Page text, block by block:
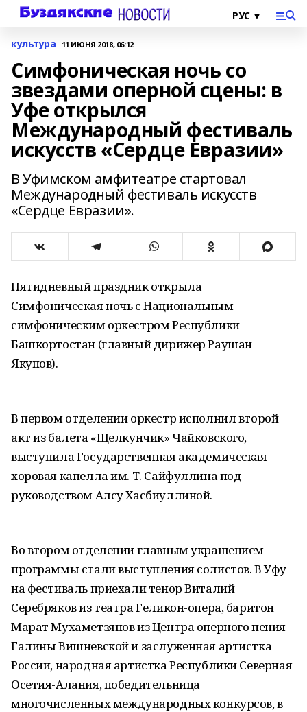
культура 11 ИЮНЯ 2018, 06:12
Симфоническая ночь со
звездами оперной сцены: в
Уфе открылся
Международный фестиваль
искусств «Сердце Евразии»
В Уфимском амфитеатре стартовал
Международный фестиваль искусств
«Сердце Евразии».
Пятидневный праздник открыла
Симфоническая ночь с Национальным
симфоническим оркестром Республики
Башкортостан (главный дирижер Раушан
Якупов).
В первом отделении оркестр исполнил второй
акт из балета «Щелкунчик» Чайковского,
выступила Государственная академическая
хоровая капелла им. Т. Сайфуллина под
руководством Алсу Хасбиуллиной.
Во втором отделении главным украшением
программы стали выступления солистов. В Уфу
на фестиваль приехали тенор Виталий
Серебряков из театра Геликон-опера, баритон
Марат Мухаметзянов из Центра оперного пения
Галины Вишневской и заслуженная артистка
России, народная артистка Республики Северная
Осетия-Алания, победительница
многочисленных международных конкурсов, в